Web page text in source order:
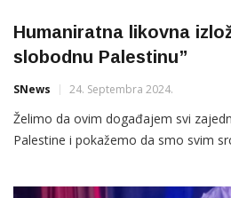
Humaniratna likovna
slobodnu Palestinu”
SNews 24. Septembra 2024.
Želimo da ovim događajem svi
Palestine i pokažemo da smo svim